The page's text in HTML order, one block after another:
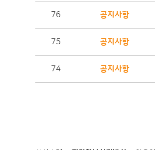
76 공지사항
75 공지사항
74 공지사항